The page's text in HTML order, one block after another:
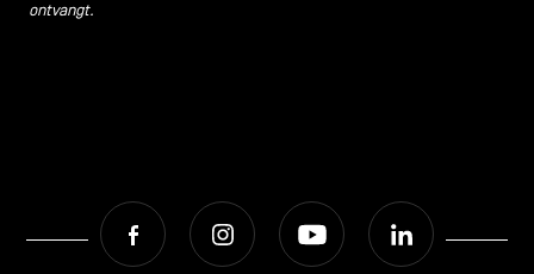
ontvangt.
Facebook Instagram Youtube